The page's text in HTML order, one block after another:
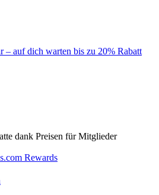
– auf dich warten bis zu 20% Rabatt
dank Preisen für Mitglieder
Rewards